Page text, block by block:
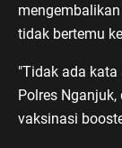
tidak bertemu
"Tidak ada kata
Polres
vaksinasi